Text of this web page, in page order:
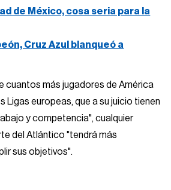
de México, cosa seria para la
Cruz Azul blanqueó a
cuantos más jugadores de América
Ligas europeas, que a su juicio tienen
y competencia", cualquier
del Atlántico "tendrá más
sus objetivos".